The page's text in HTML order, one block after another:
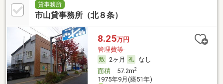
貸事務所
市山貸事務所（北８条）
8.25万円
管理費等-
2ヶ月
なし
面積57.2m2
1975年9月(築51年)